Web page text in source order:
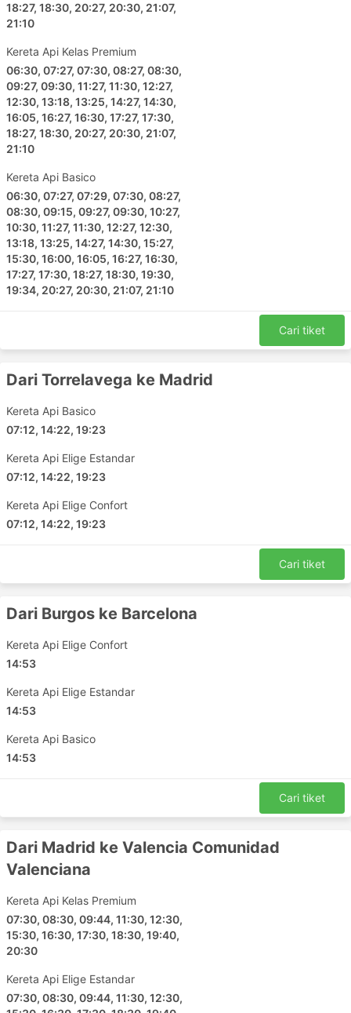
18:27, 18:30, 20:27, 20:30, 21:07,
21:10
Kereta Api Kelas Premium
06:30, 07:27, 07:30, 08:27, 08:30,
09:27, 09:30, 11:27, 11:30, 12:27,
12:30, 13:18, 13:25, 14:27, 14:30,
16:05, 16:27, 16:30, 17:27, 17:30,
18:27, 18:30, 20:27, 20:30, 21:07,
21:10
Kereta Api Basico
06:30, 07:27, 07:29, 07:30, 08:27,
08:30, 09:15, 09:27, 09:30, 10:27,
10:30, 11:27, 11:30, 12:27, 12:30,
13:18, 13:25, 14:27, 14:30, 15:27,
15:30, 16:00, 16:05, 16:27, 16:30,
17:27, 17:30, 18:27, 18:30, 19:30,
19:34, 20:27, 20:30, 21:07, 21:10
Cari tiket
Dari Torrelavega ke Madrid
Kereta Api Basico
07:12, 14:22, 19:23
Kereta Api Elige Estandar
07:12, 14:22, 19:23
Kereta Api Elige Confort
07:12, 14:22, 19:23
Cari tiket
Dari Burgos ke Barcelona
Kereta Api Elige Confort
14:53
Kereta Api Elige Estandar
14:53
Kereta Api Basico
14:53
Cari tiket
Dari Madrid ke Valencia Comunidad
Valenciana
Kereta Api Kelas Premium
07:30, 08:30, 09:44, 11:30, 12:30,
15:30, 16:30, 17:30, 18:30, 19:40,
20:30
Kereta Api Elige Estandar
07:30, 08:30, 09:44, 11:30, 12:30,